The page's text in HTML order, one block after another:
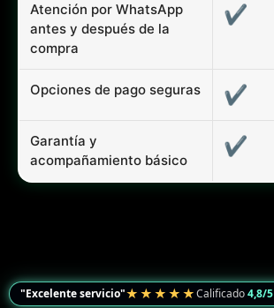
Atención por WhatsApp
antes y después de la
compra
✔
Opciones de pago seguras ✔
Garantía y
acompañamiento básico
✔
"Excelente servicio"★★★★★Calificado4,8/5